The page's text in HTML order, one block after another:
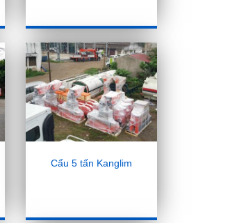
Cẩu 5 tấn Kanglim